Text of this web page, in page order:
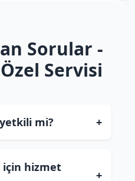
Sorular -
Servisi
mi? +
için hizmet
+